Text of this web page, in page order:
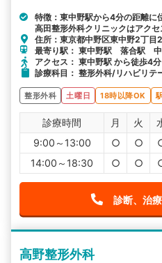
特徴：東中野駅から4分の距離に
高田整形外科クリニックはアクセ
住所：東京都中野区東中野2丁
最寄り駅： 東中野駅 落合駅 中
アクセス： 東中野駅 から徒歩4分
診療科目： 整形外科/リハビリテ
整形外科 土曜日 18時以降OK
診療時間 月 火
9:00～13:00
○ ○
14:00～18:30
○ ○
診断、治
高野整形外科